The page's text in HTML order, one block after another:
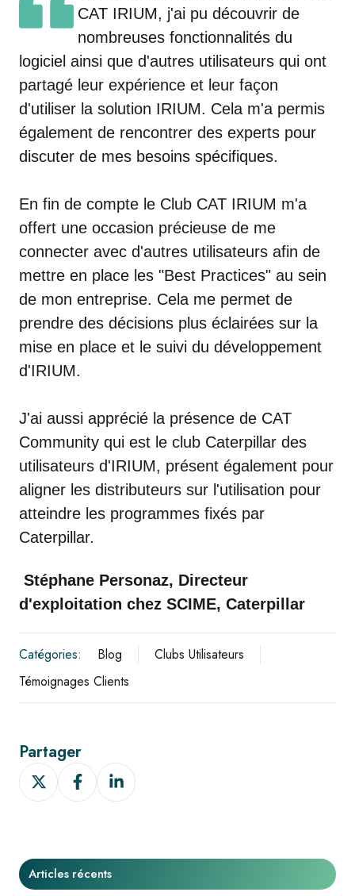
CAT IRIUM, j'ai pu découvrir de
nombreuses fonctionnalités du
logiciel ainsi que d'autres utilisateurs qui ont
partagé leur expérience et leur façon
d'utiliser la solution IRIUM. Cela m'a permis
également de rencontrer des experts pour
discuter de mes besoins spécifiques.
En fin de compte le Club CAT IRIUM m'a
offert une occasion précieuse de me
connecter avec d'autres utilisateurs afin de
mettre en place les "Best Practices" au sein
de mon entreprise. Cela me permet de
prendre des décisions plus éclairées sur la
mise en place et le suivi du développement
d'IRIUM.
J'ai aussi apprécié la présence de CAT
Community qui est le club Caterpillar des
utilisateurs d'IRIUM, présent également pour
aligner les distributeurs sur l'utilisation pour
atteindre les programmes fixés par
Caterpillar.
Stéphane Personaz, Directeur
d'exploitation chez SCIME, Caterpillar
Catégories: Blog
Clubs Utilisateurs
Témoignages Clients
Partager
Partager
sur
Partager
sur
Partager
sur
Articles récents